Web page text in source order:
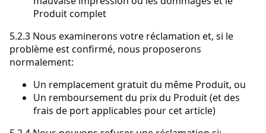
Produit complet
5.2.3 Nous examinerons votre réclamation et, si le
problème est confirmé, nous proposerons
normalement:
Un remplacement gratuit du même Produit, ou
Un remboursement du prix du Produit (et des
frais de port applicables pour cet article)